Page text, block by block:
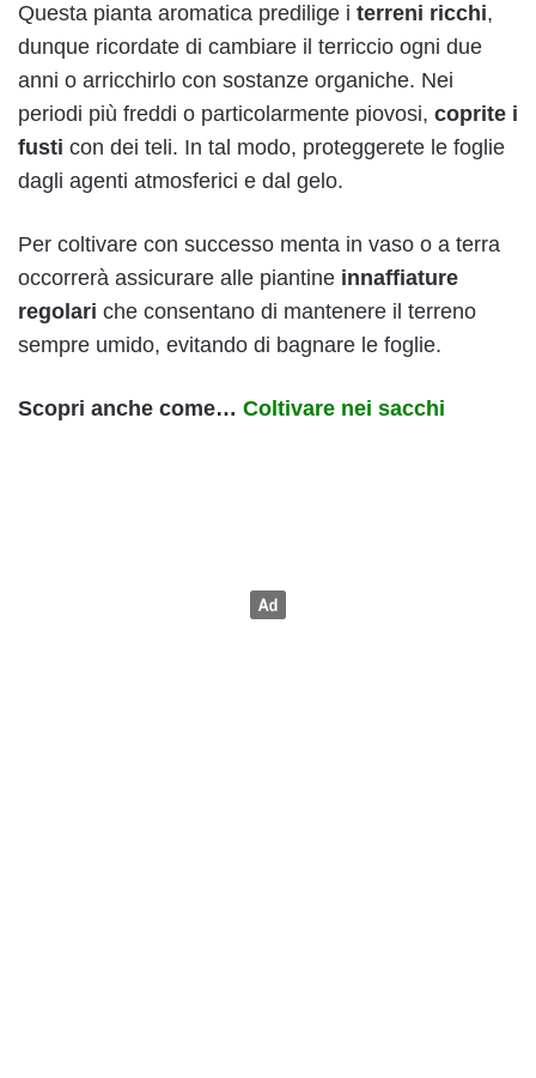
Questa pianta aromatica predilige i terreni ricchi,
dunque ricordate di cambiare il terriccio ogni due
anni o arricchirlo con sostanze organiche. Nei
periodi più freddi o particolarmente piovosi, coprite i
fusti con dei teli. In tal modo, proteggerete le foglie
dagli agenti atmosferici e dal gelo.
Per coltivare con successo menta in vaso o a terra
occorrerà assicurare alle piantine innaffiature
regolari che consentano di mantenere il terreno
sempre umido, evitando di bagnare le foglie.
Scopri anche come… Coltivare nei sacchi